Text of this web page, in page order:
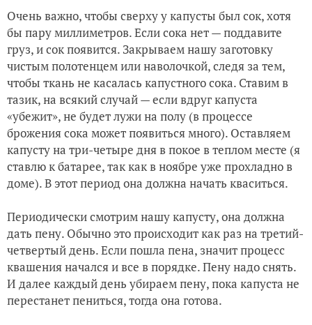
Очень важно, чтобы сверху у капусты был сок, хотя
бы пару миллиметров. Если сока нет — поддавите
груз, и сок появится. Закрываем нашу заготовку
чистым полотенцем или наволочкой, следя за тем,
чтобы ткань не касалась капустного сока. Ставим в
тазик, на всякий случай — если вдруг капуста
«убежит», не будет лужи на полу (в процессе
брожения сока может появиться много). Оставляем
капусту на три-четыре дня в покое в теплом месте (я
ставлю к батарее, так как в ноябре уже прохладно в
доме). В этот период она должна начать кваситься.
Периодически смотрим нашу капусту, она должна
дать пену. Обычно это происходит как раз на третий-
четвертый день. Если пошла пена, значит процесс
квашения начался и все в порядке. Пену надо снять.
И далее каждый день убираем пену, пока капуста не
перестанет пениться, тогда она готова.